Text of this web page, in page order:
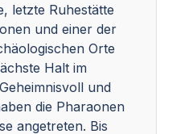
letzte Ruhestätte
und einer der
Orte
Halt im
und
die Pharaonen
angetreten. Bis